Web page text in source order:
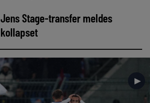
Jens Stage-transfer meldes
kollapset
►